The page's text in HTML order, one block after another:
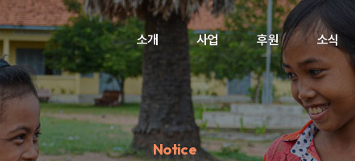
소개 사업 후원 소식
Notice